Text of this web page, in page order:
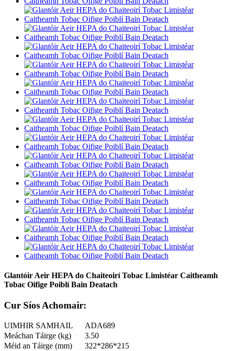
Glantóir Aeir HEPA do Chaiteoirí Tobac Limistéar Caitheamh
Tobac Oifige Poiblí Bain Deatach
Cur Síos Achomair:
UIMHIR SAMHAIL
ADA689
Meáchan Táirge (kg)
3.50
Méid an Táirge (mm)
322*286*215